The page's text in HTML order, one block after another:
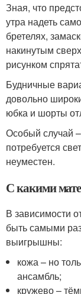
Зная, что
утра надеть
бретелях,
накинутым
рисунком
Будничные
довольно
юбка и шорты
Особый случай
потребуется
неуместен.
С какими
В зависимости
быть самыми
выигрышны:
кожа – но
ансамбль;
кружево –